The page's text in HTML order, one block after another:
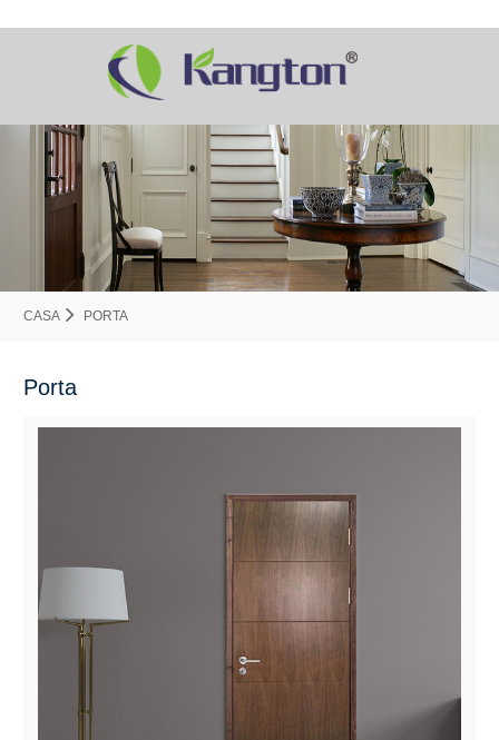
CASA PORTA
Porta